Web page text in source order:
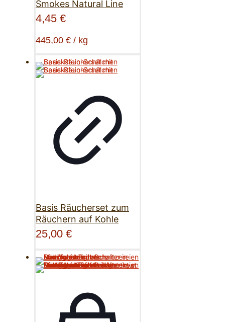
Smokes Natural Line
4,45 €
445,00 € / kg
Basis Räucherset zum
Räuchern auf Kohle
25,00 €